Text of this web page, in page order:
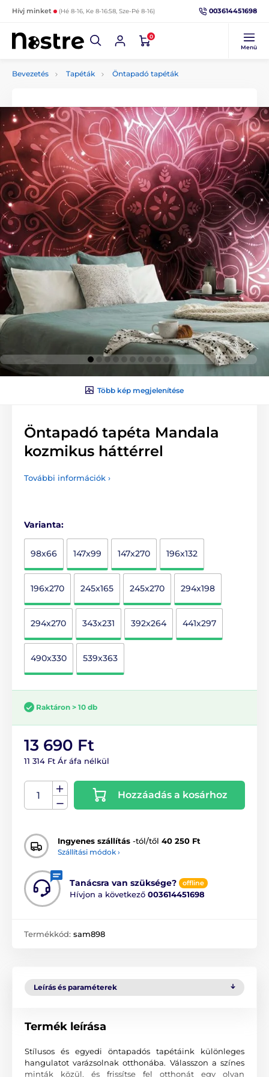
Hívj minket (Hé 8-16, Ke 8-16:58, Sze-Pé 8-16) 003614451698
0
Menü
Bevezetés Tapéták Öntapadó tapéták
Több kép megjelenítése
Öntapadó tapéta Mandala
kozmikus háttérrel
További információk ›
Varianta:
98x66 147x99 147x270 196x132
196x270 245x165 245x270 294x198
294x270 343x231 392x264 441x297
490x330 539x363
Raktáron > 10 db
13 690 Ft
11 314 Ft Ár áfa nélkül
Hozzáadás a kosárhoz
Ingyenes szállítás -tól/től 40 250 Ft
Szállítási módok ›
Tanácsra van szüksége? offline
Hívjon a következő 003614451698
Termékkód: sam898
Leírás és paraméterek
Termék leírása
Stílusos és egyedi öntapadós tapétáink különleges
hangulatot varázsolnak otthonába. Válasszon a színes
minták közül, és frissítse fel otthonát egy olyan